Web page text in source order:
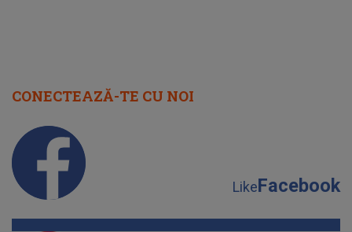
CONECTEAZĂ-TE CU NOI
LikeFacebook